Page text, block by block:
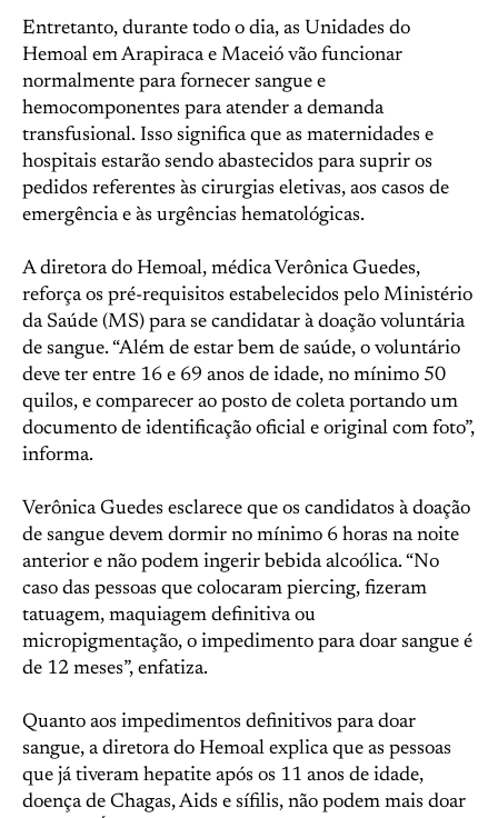
Entretanto, durante todo o dia, as Unidades do
Hemoal em Arapiraca e Maceió vão funcionar
normalmente para fornecer sangue e
hemocomponentes para atender a demanda
transfusional. Isso significa que as maternidades e
hospitais estarão sendo abastecidos para suprir os
pedidos referentes às cirurgias eletivas, aos casos de
emergência e às urgências hematológicas.
A diretora do Hemoal, médica Verônica Guedes,
reforça os pré-requisitos estabelecidos pelo Ministério
da Saúde (MS) para se candidatar à doação voluntária
de sangue. “Além de estar bem de saúde, o voluntário
deve ter entre 16 e 69 anos de idade, no mínimo 50
quilos, e comparecer ao posto de coleta portando um
documento de identificação oficial e original com foto”,
informa.
Verônica Guedes esclarece que os candidatos à doação
de sangue devem dormir no mínimo 6 horas na noite
anterior e não podem ingerir bebida alcoólica. “No
caso das pessoas que colocaram piercing, fizeram
tatuagem, maquiagem definitiva ou
micropigmentação, o impedimento para doar sangue é
de 12 meses”, enfatiza.
Quanto aos impedimentos definitivos para doar
sangue, a diretora do Hemoal explica que as pessoas
que já tiveram hepatite após os 11 anos de idade,
doença de Chagas, Aids e sífilis, não podem mais doar